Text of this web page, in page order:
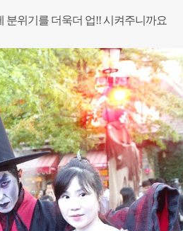
분위기를 더욱더 업!! 시켜주니까요